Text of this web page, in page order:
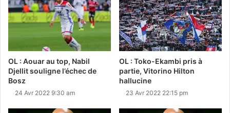
OL : Aouar au top, Nabil
Djellit souligne l’échec de
Bosz
24 Avr 2022 9:30 am
OL : Toko-Ekambi pris à
partie, Vitorino Hilton
hallucine
23 Avr 2022 22:15 pm